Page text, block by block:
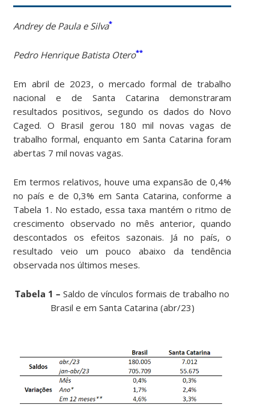
Andrey de Paula e Silva*
Pedro Henrique Batista Otero**
Em abril de 2023, o mercado formal de trabalho
nacional e de Santa Catarina demonstraram
resultados positivos, segundo os dados do Novo
Caged. O Brasil gerou 180 mil novas vagas de
trabalho formal, enquanto em Santa Catarina foram
abertas 7 mil novas vagas.
Em termos relativos, houve uma expansão de 0,4%
no país e de 0,3% em Santa Catarina, conforme a
Tabela 1. No estado, essa taxa mantém o ritmo de
crescimento observado no mês anterior, quando
descontados os efeitos sazonais. Já no país, o
resultado veio um pouco abaixo da tendência
observada nos últimos meses.
Tabela 1 –Saldo de vínculos formais de trabalho no
Brasil e em Santa Catarina (abr/23)